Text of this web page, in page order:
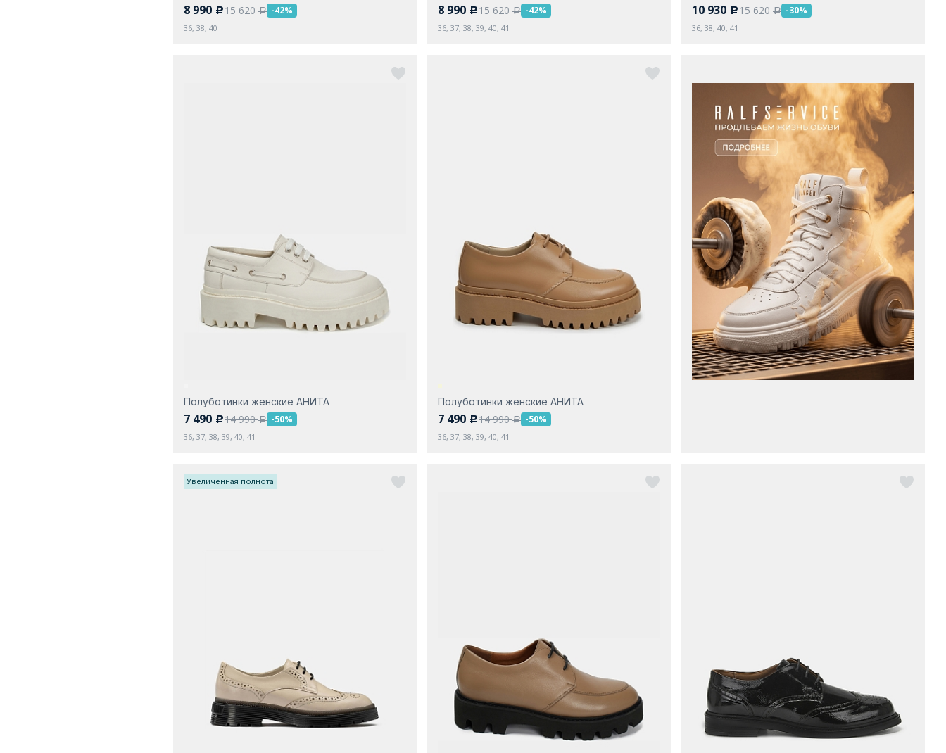
8 990 c15 620a -42%
36, 38, 40
8 990 c15 620a -42%
36, 37, 38, 39, 40, 41
10 930 c15 620a -30%
36, 38, 40, 41
Полуботинки женские АНИТА
7 490 c14 990a -50%
36, 37, 38, 39, 40, 41
Полуботинки женские АНИТА
7 490 c14 990a -50%
36, 37, 38, 39, 40, 41
Увеличенная полнота